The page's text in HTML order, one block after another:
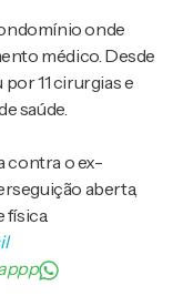
onde
médico. Desde
por 11 cirurgias e
saúde.
contra o ex-
aberta,